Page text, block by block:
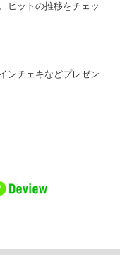
ヒットの推移をチェッ
ンチェキなどプレゼン